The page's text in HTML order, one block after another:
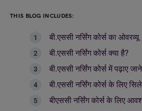
THIS BLOG INCLUDES:
बी.एससी नर्सिंग कोर्स का ओवरव्यू
बी.एससी नर्सिंग कोर्स क्या है?
बी.एससी नर्सिंग कोर्स में पढ़ाए
बी.एससी नर्सिंग कोर्स के लिए
बीएससी नर्सिंग कोर्स के लिए